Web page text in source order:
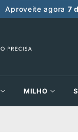
Aproveite agora 7
MILHO